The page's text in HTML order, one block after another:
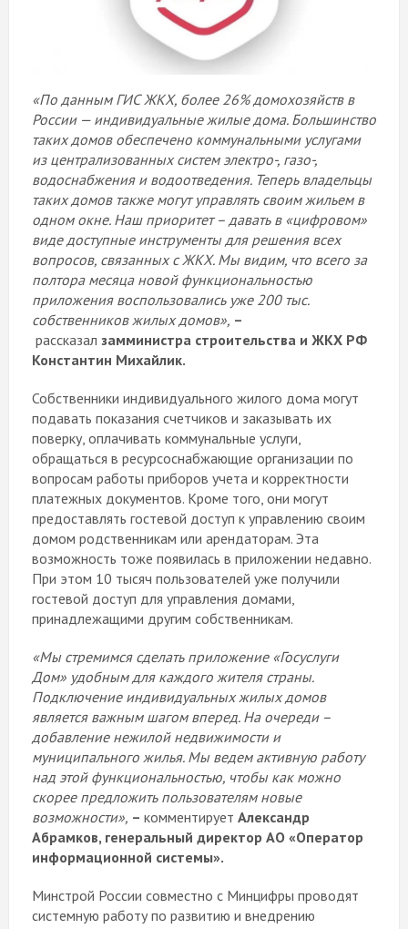
«По данным ГИС ЖКХ, более 26% домохозяйств в
России — индивидуальные жилые дома. Большинство
таких домов обеспечено коммунальными услугами
из централизованных систем электро-, газо-,
водоснабжения и водоотведения. Теперь владельцы
таких домов также могут управлять своим жильем в
одном окне. Наш приоритет – давать в «цифровом»
виде доступные инструменты для решения всех
вопросов, связанных с ЖКХ. Мы видим, что всего за
полтора месяца новой функциональностью
приложения воспользовались уже 200 тыс.
собственников жилых домов», –
рассказал замминистра строительства и ЖКХ РФ
Константин Михайлик.
Собственники индивидуального жилого дома могут
подавать показания счетчиков и заказывать их
поверку, оплачивать коммунальные услуги,
обращаться в ресурсоснабжающие организации по
вопросам работы приборов учета и корректности
платежных документов. Кроме того, они могут
предоставлять гостевой доступ к управлению своим
домом родственникам или арендаторам. Эта
возможность тоже появилась в приложении недавно.
При этом 10 тысяч пользователей уже получили
гостевой доступ для управления домами,
принадлежащими другим собственникам.
«Мы стремимся сделать приложение «Госуслуги
Дом» удобным для каждого жителя страны.
Подключение индивидуальных жилых домов
является важным шагом вперед. На очереди –
добавление нежилой недвижимости и
муниципального жилья. Мы ведем активную работу
над этой функциональностью, чтобы как можно
скорее предложить пользователям новые
возможности», – комментирует Александр
Абрамков, генеральный директор АО «Оператор
информационной системы».
Минстрой России совместно с Минцифры проводят
системную работу по развитию и внедрению